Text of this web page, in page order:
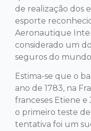
de realização dos
esporte
Aeronautique
considerado um
seguros do
Estima-se que o
ano de 1783, na
franceses Etiene
o primeiro teste
tentativa foi um